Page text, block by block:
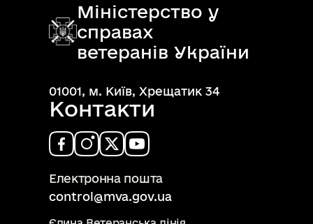
Міністерство у
справах
ветеранів України
01001, м. Київ, Хрещатик 34
Контакти
Електронна пошта
control@mva.gov.ua